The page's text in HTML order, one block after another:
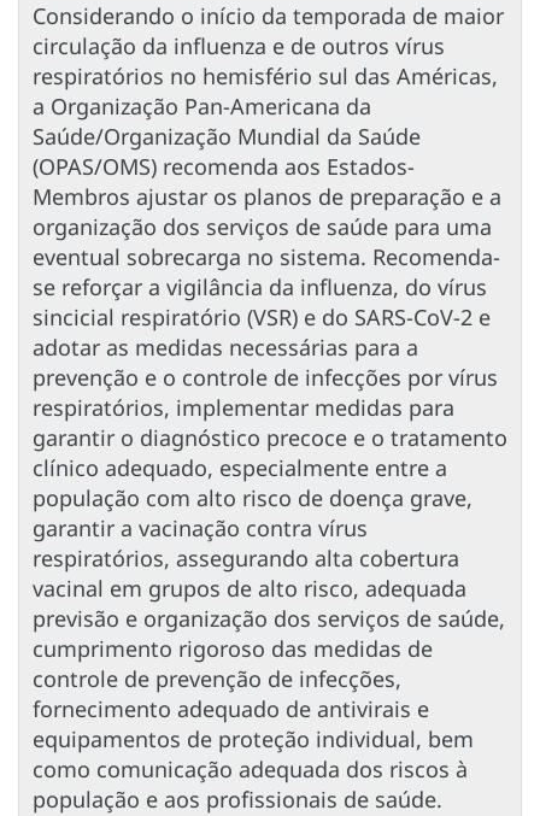
Considerando o início da temporada de maior
circulação da influenza e de outros vírus
respiratórios no hemisfério sul das Américas,
a Organização Pan-Americana da
Saúde/Organização Mundial da Saúde
(OPAS/OMS) recomenda aos Estados-
Membros ajustar os planos de preparação e a
organização dos serviços de saúde para uma
eventual sobrecarga no sistema. Recomenda-
se reforçar a vigilância da influenza, do vírus
sincicial respiratório (VSR) e do SARS-CoV-2 e
adotar as medidas necessárias para a
prevenção e o controle de infecções por vírus
respiratórios, implementar medidas para
garantir o diagnóstico precoce e o tratamento
clínico adequado, especialmente entre a
população com alto risco de doença grave,
garantir a vacinação contra vírus
respiratórios, assegurando alta cobertura
vacinal em grupos de alto risco, adequada
previsão e organização dos serviços de saúde,
cumprimento rigoroso das medidas de
controle de prevenção de infecções,
fornecimento adequado de antivirais e
equipamentos de proteção individual, bem
como comunicação adequada dos riscos à
população e aos profissionais de saúde.